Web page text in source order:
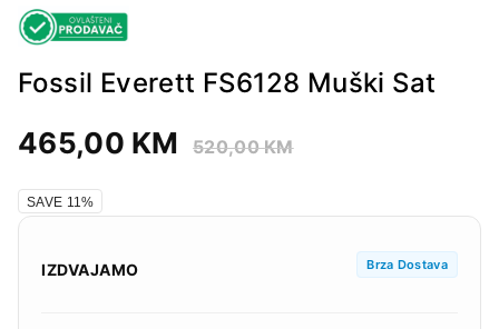
Fossil Everett FS6128 Muški Sat
465,00 KM 520,00KM
SAVE 11%
IZDVAJAMO Brza Dostava